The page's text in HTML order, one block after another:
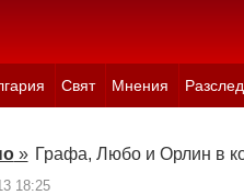
Свят Мнения
» Графа, Любо и Орлин в
18:25